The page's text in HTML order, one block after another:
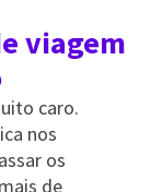
viagem
caro.
nos
os
de